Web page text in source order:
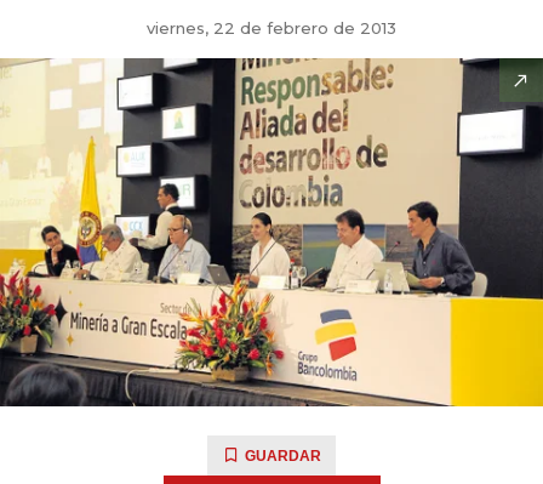
viernes, 22 de febrero de 2013
GUARDAR